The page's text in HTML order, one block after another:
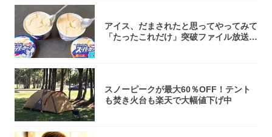
アイス、だまされたと思ってやってみて
「たったこれだけ」突破ファイル放送で
スノーピークが最大60％OFF！テント
も焚き火台も楽天で大幅値下げ中